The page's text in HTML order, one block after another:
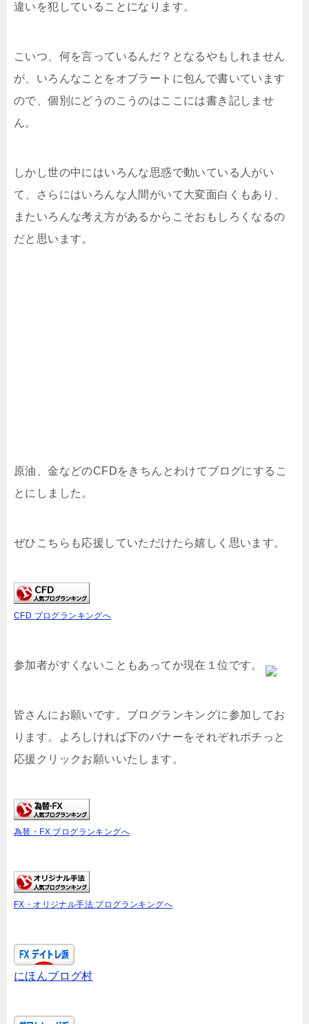
違いを犯していることになります。
こいつ、何を言っているんだ？となるやもしれません
が、いろんなことをオブラートに包んで書いています
ので、個別にどうのこうのはここには書き記しませ
ん。
しかし世の中にはいろんな思惑で動いている人がい
て、さらにはいろんな人間がいて大変面白くもあり、
またいろんな考え方があるからこそおもしろくなるの
だと思います。
原油、金などのCFDをきちんとわけてブログにするこ
とにしました。
ぜひこちらも応援していただけたら嬉しく思います。
CFD ブログランキングへ
参加者がすくないこともあってか現在１位です。
皆さんにお願いです。ブログランキングに参加してお
ります。よろしければ下のバナーをそれぞれポチっと
応援クリックお願いいたします。
為替・FX ブログランキングへ
FX・オリジナル手法 ブログランキングへ
にほんブログ村